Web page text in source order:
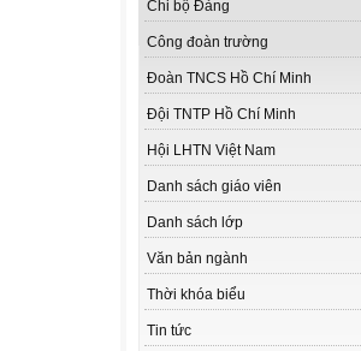
Chi bộ Đảng
Công đoàn trường
Đoàn TNCS Hồ Chí Minh
Đội TNTP Hồ Chí Minh
Hội LHTN Việt Nam
Danh sách giáo viên
Danh sách lớp
Văn bản ngành
Thời khóa biểu
Tin tức